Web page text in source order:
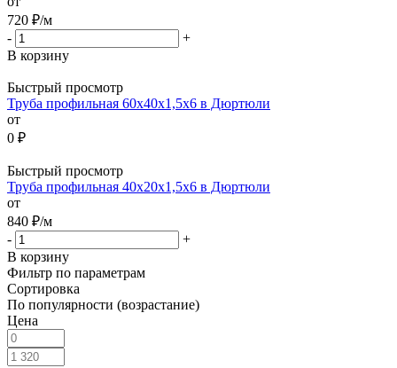
720 ₽/м
-
+
В корзину
Быстрый просмотр
Труба профильная 60х40х1,5х6 в Дюртюли
от
0 ₽
Быстрый просмотр
Труба профильная 40х20х1,5х6 в Дюртюли
от
840 ₽/м
-
+
В корзину
Фильтр по параметрам
Сортировка
По популярности (возрастание)
Цена